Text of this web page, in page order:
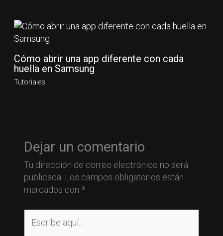
Cómo abrir una app diferente con cada
huella en Samsung
Tutoriales
Dejar un comentario
Tu dirección de correo electrónico no será
publicada. Los campos obligatorios están
marcados con *
aquí...